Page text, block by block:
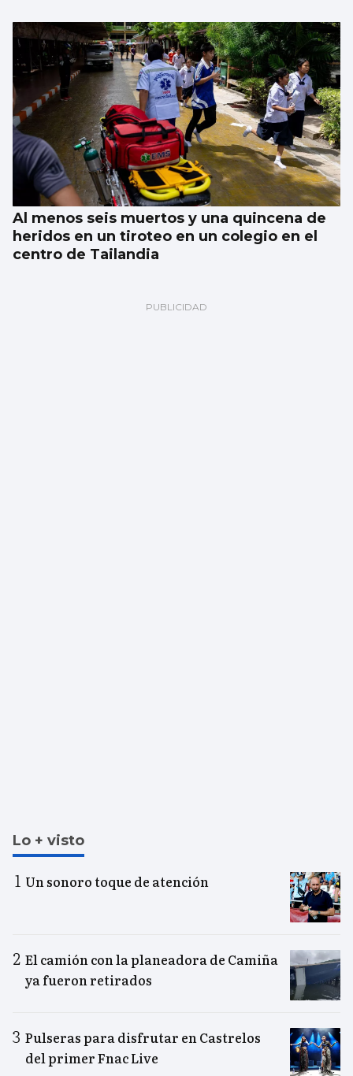
Al menos seis muertos y una quincena de
heridos en un tiroteo en un colegio en el
centro de Tailandia
Lo + visto
Un sonoro toque de atención
El camión con la planeadora de Camiña
ya fueron retirados
Pulseras para disfrutar en Castrelos
del primer Fnac Live